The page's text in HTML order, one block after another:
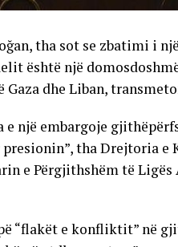
tha sot se zbatimi i
është një
dhe Liban,
e një embargoje
tha Drejtoria e
e Përgjithshëm të Ligës
“flakët e konfliktit” në